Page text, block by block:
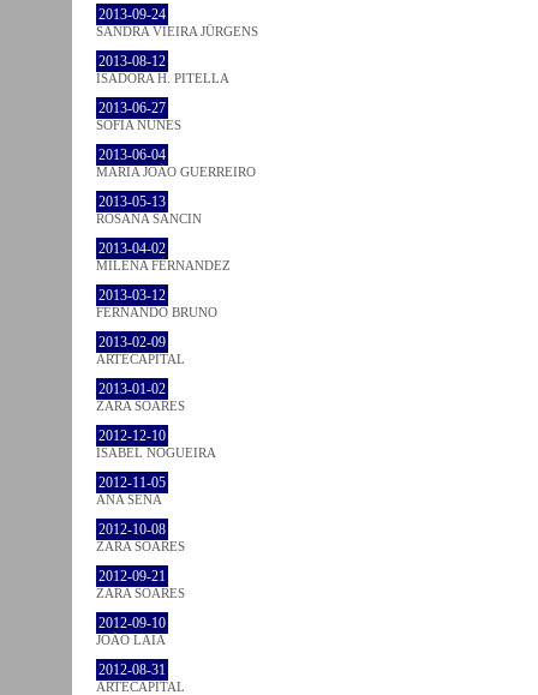
2013-09-24
SANDRA VIEIRA JÜRGENS
2013-08-12
ISADORA H. PITELLA
2013-06-27
SOFIA NUNES
2013-06-04
MARIA JOÃO GUERREIRO
2013-05-13
ROSANA SANCIN
2013-04-02
MILENA FÉRNANDEZ
2013-03-12
FERNANDO BRUNO
2013-02-09
ARTECAPITAL
2013-01-02
ZARA SOARES
2012-12-10
ISABEL NOGUEIRA
2012-11-05
ANA SENA
2012-10-08
ZARA SOARES
2012-09-21
ZARA SOARES
2012-09-10
JOÃO LAIA
2012-08-31
ARTECAPITAL